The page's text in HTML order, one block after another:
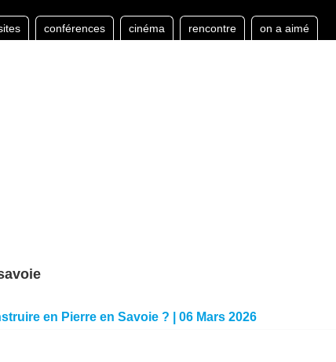
conférences cinéma rencontre on a aimé
en Pierre en Savoie ? | 06 Mars 2026